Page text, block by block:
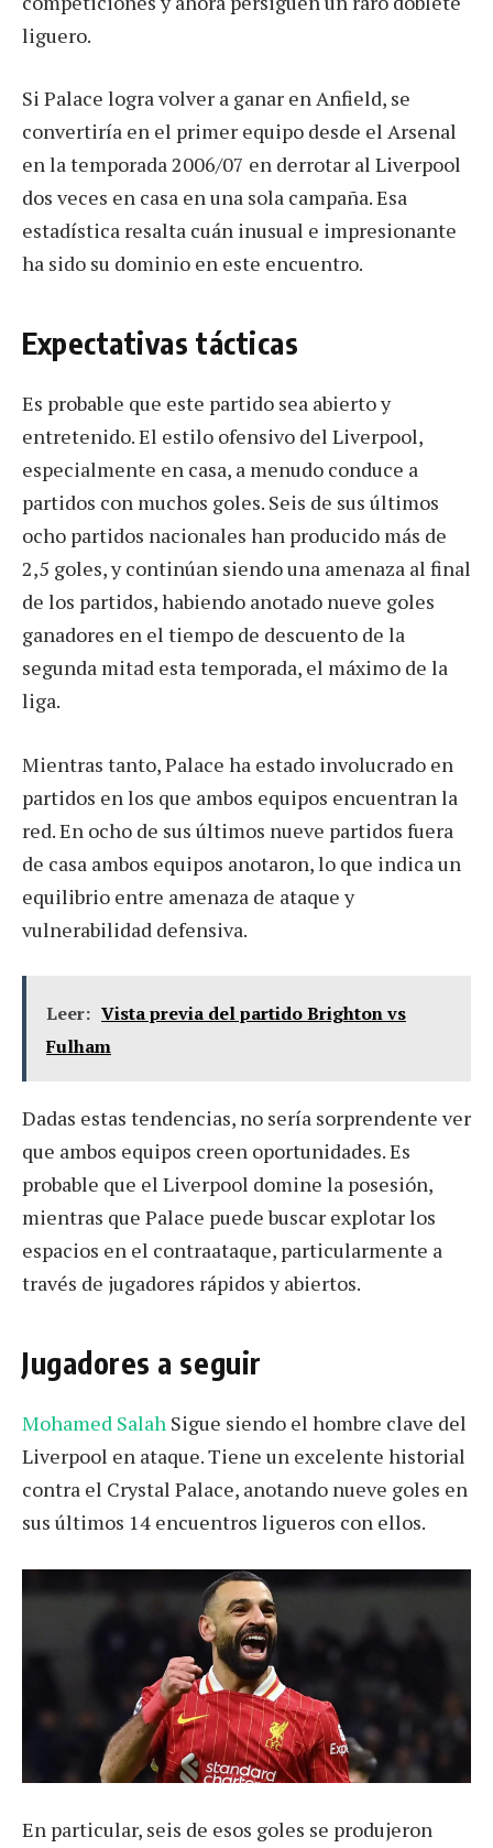
liguero.
Si Palace logra volver a ganar en Anfield, se
convertiría en el primer equipo desde el Arsenal
en la temporada 2006/07 en derrotar al Liverpool
dos veces en casa en una sola campaña. Esa
estadística resalta cuán inusual e impresionante
ha sido su dominio en este encuentro.
Expectativas tácticas
Es probable que este partido sea abierto y
entretenido. El estilo ofensivo del Liverpool,
especialmente en casa, a menudo conduce a
partidos con muchos goles. Seis de sus últimos
ocho partidos nacionales han producido más de
2,5 goles, y continúan siendo una amenaza al final
de los partidos, habiendo anotado nueve goles
ganadores en el tiempo de descuento de la
segunda mitad esta temporada, el máximo de la
liga.
Mientras tanto, Palace ha estado involucrado en
partidos en los que ambos equipos encuentran la
red. En ocho de sus últimos nueve partidos fuera
de casa ambos equipos anotaron, lo que indica un
equilibrio entre amenaza de ataque y
vulnerabilidad defensiva.
Leer: Vista previa del partido Brighton vs
Fulham
Dadas estas tendencias, no sería sorprendente ver
que ambos equipos creen oportunidades. Es
probable que el Liverpool domine la posesión,
mientras que Palace puede buscar explotar los
espacios en el contraataque, particularmente a
través de jugadores rápidos y abiertos.
Jugadores a seguir
Mohamed Salah Sigue siendo el hombre clave del
Liverpool en ataque. Tiene un excelente historial
contra el Crystal Palace, anotando nueve goles en
sus últimos 14 encuentros ligueros con ellos.
En particular, seis de esos goles se produjeron